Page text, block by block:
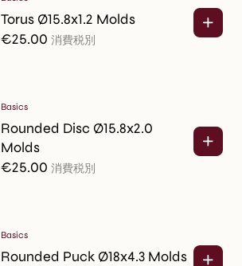
Torus Ø15.8x1.2 Molds
€25.00 消費税別
Basics
Rounded Disc Ø15.8x2.0
Molds
€25.00 消費税別
Basics
Rounded Puck Ø18x4.3 Molds